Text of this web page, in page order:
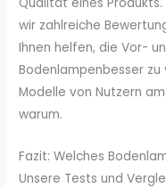
wir zahlreiche
Ihnen helfen, die Vor-
Bodenlampenbesser zu
Modelle von Nutzern
warum.
Fazit: Welches
Unsere Tests und